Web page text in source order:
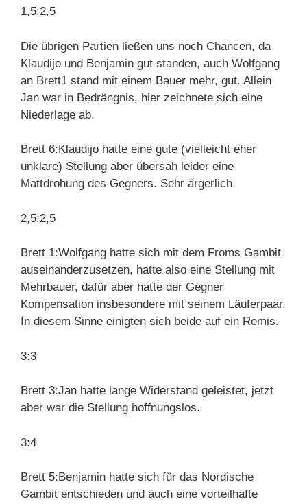
1,5:2,5
Die übrigen Partien ließen uns noch Chancen, da
Klaudijo und Benjamin gut standen, auch Wolfgang
an Brett1 stand mit einem Bauer mehr, gut. Allein
Jan war in Bedrängnis, hier zeichnete sich eine
Niederlage ab.
Brett 6:Klaudijo hatte eine gute (vielleicht eher
unklare) Stellung aber übersah leider eine
Mattdrohung des Gegners. Sehr ärgerlich.
2,5:2,5
Brett 1:Wolfgang hatte sich mit dem Froms Gambit
auseinanderzusetzen, hatte also eine Stellung mit
Mehrbauer, dafür aber hatte der Gegner
Kompensation insbesondere mit seinem Läuferpaar.
In diesem Sinne einigten sich beide auf ein Remis.
3:3
Brett 3:Jan hatte lange Widerstand geleistet, jetzt
aber war die Stellung hoffnungslos.
3:4
Brett 5:Benjamin hatte sich für das Nordische
Gambit entschieden und auch eine vorteilhafte